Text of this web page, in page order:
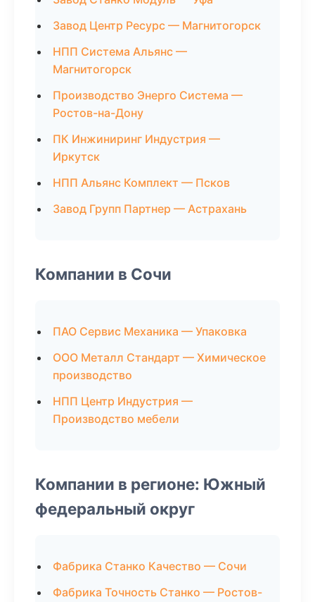
Завод Центр Ресурс — Магнитогорск
НПП Система Альянс —
Магнитогорск
Производство Энерго Система —
Ростов-на-Дону
ПК Инжиниринг Индустрия —
Иркутск
НПП Альянс Комплект — Псков
Завод Групп Партнер — Астрахань
Компании в Сочи
ПАО Сервис Механика — Упаковка
ООО Металл Стандарт — Химическое
производство
НПП Центр Индустрия —
Производство мебели
Компании в регионе: Южный
федеральный округ
Фабрика Станко Качество — Сочи
Фабрика Точность Станко — Ростов-